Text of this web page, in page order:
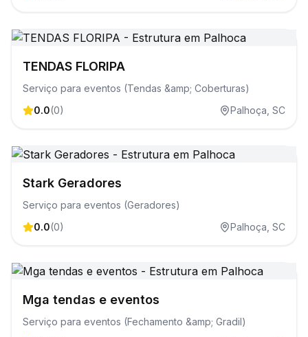
TENDAS FLORIPA
Serviço para eventos (Tendas &amp; Coberturas)
0.0(0) Palhoça SC
Stark Geradores
Serviço para eventos (Geradores)
0.0(0) Palhoça SC
Mga tendas e eventos
Serviço para eventos (Fechamento &amp; Gradil)